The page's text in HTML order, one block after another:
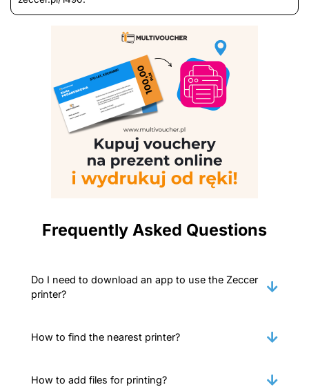
Frequently Asked Questions
Do I need to download an app to use the Zeccer
printer?
How to find the nearest printer?
How to add files for printing?